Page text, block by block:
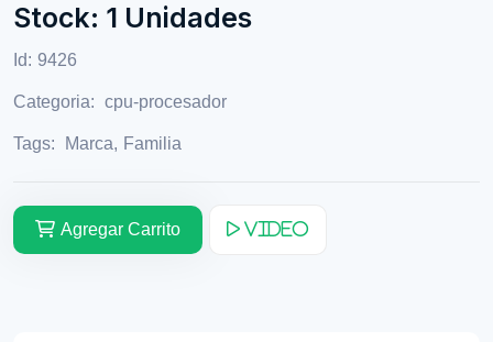
Stock: 1 Unidades
Id: 9426
Categoria: cpu-procesador
Tags: Marca, Familia
Agregar Carrito Video